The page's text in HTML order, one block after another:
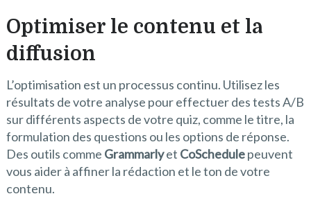
Optimiser le contenu et la
diffusion
L’optimisation est un processus continu. Utilisez les
résultats de votre analyse pour effectuer des tests A/B
sur différents aspects de votre quiz, comme le titre, la
formulation des questions ou les options de réponse.
Des outils comme Grammarlyet CoSchedulepeuvent
vous aider à affiner la rédaction et le ton de votre
contenu.